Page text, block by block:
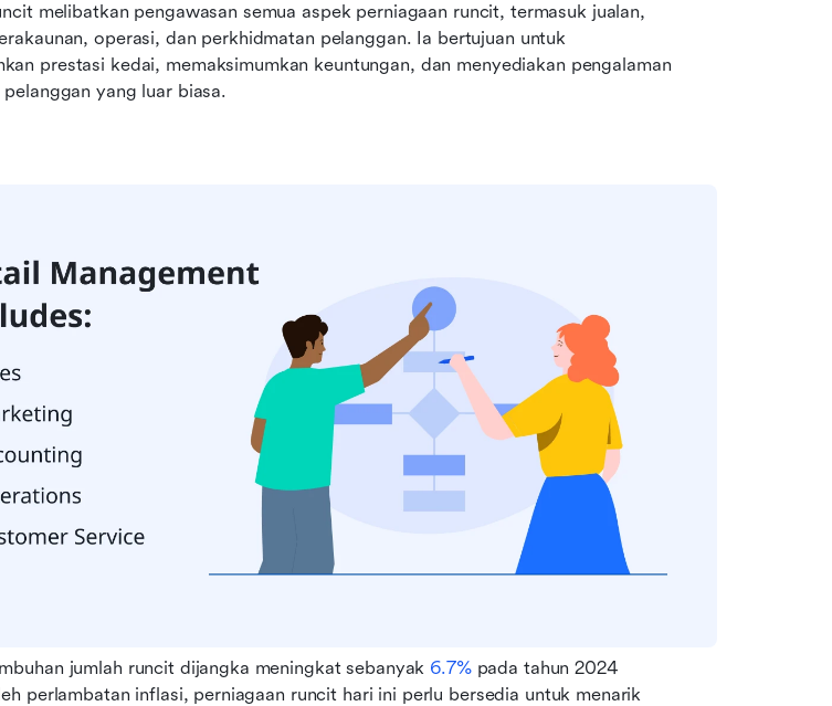
melibatkan pengawasan semua aspek perniagaan runcit, termasuk jualan,
operasi, dan perkhidmatan pelanggan. Ia bertujuan untuk
prestasi kedai, memaksimumkan keuntungan, dan menyediakan pengalaman
yang luar biasa.
jumlah runcit dijangka meningkat sebanyak 6.7% pada tahun 2024
perlambatan inflasi, perniagaan runcit hari ini perlu bersedia untuk menarik